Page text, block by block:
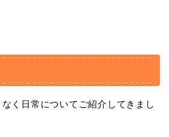
く日常についてご紹介してきまし